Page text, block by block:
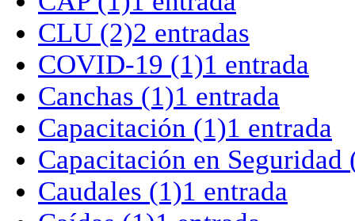
CLU (2)2 entradas
COVID-19 (1)1 entrada
Canchas (1)1 entrada
Capacitación (1)1 entrada
Capacitación en Seguridad
Caudales (1)1 entrada